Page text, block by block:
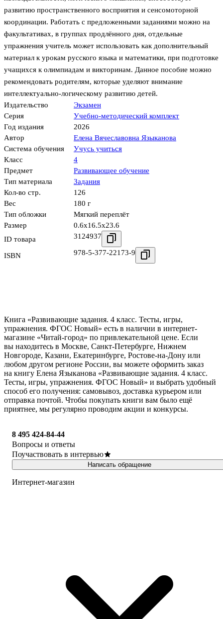
развитию пространственного восприятия и сенсомоторной
координации. Работать с предложенными заданиями можно на
факультативах, в группах продлённого дня, отдельные
упражнения учитель может использовать как дополнительный
материал к урокам русского языка и математики, при подготовке
учащихся к олимпиадам и викторинам. Данное пособие можно
рекомендовать родителям, которые уделяют внимание
интеллектуально-логическому развитию детей.
Издательство
Экзамен
Серия
Учебно-методический комплект
Год издания
2026
Автор
Елена Вячеславовна Языканова
Система обучения
Учусь учиться
Класс
4
Предмет
Развивающее обучение
Тип материала
Задания
Кол-во стр.
126
Вес
180 г
Тип обложки
Мягкий переплёт
Размер
0.6x16.5x23.6
ID товара
3124937
ISBN 978-5-377-22173-9
Книга «Развивающие задания. 4 класс. Тесты, игры,
упражнения. ФГОС Новый» есть в наличии в интернет-
магазине «Читай-город» по привлекательной цене. Если
вы находитесь в Москве, Санкт-Петербурге, Нижнем
Новгороде, Казани, Екатеринбурге, Ростове-на-Дону или
любом другом регионе России, вы можете оформить заказ
на книгу Елена Языканова «Развивающие задания. 4 класс.
Тесты, игры, упражнения. ФГОС Новый» и выбрать удобный
способ его получения: самовывоз, доставка курьером или
отправка почтой. Чтобы покупать книги вам было ещё
приятнее, мы регулярно проводим акции и конкурсы.
8 495 424-84-44
Вопросы и ответы
Поучаствовать в интервью
Написать обращение
Интернет-магазин